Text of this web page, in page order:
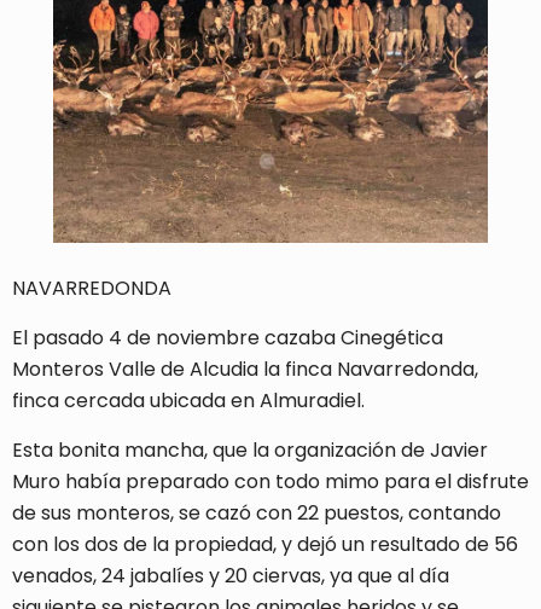
NAVARREDONDA
El pasado 4 de noviembre cazaba Cinegética
Monteros Valle de Alcudia la finca Navarredonda,
finca cercada ubicada en Almuradiel.
Esta bonita mancha, que la organización de Javier
Muro había preparado con todo mimo para el disfrute
de sus monteros, se cazó con 22 puestos, contando
con los dos de la propiedad, y dejó un resultado de 56
venados, 24 jabalíes y 20 ciervas, ya que al día